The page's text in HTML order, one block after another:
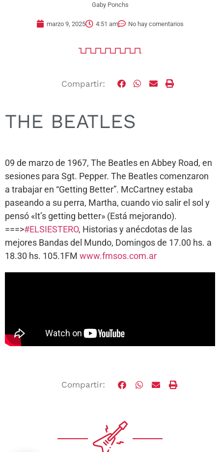
Gaby Ponchs
marzo 9, 2025 4:51 am No hay comentarios
Compartir:
THE BEATLES
09 de marzo de 1967, The Beatles en Abbey Road, en
sesiones para Sgt. Pepper. The Beatles comenzaron
a trabajar en “Getting Better”. McCartney estaba
paseando a su perra, Martha, cuando vio salir el sol y
pensó «It’s getting better» (Está mejorando).
===>#ELSIESTERO, Historias y anécdotas de las
mejores Bandas del Mundo, Domingos de 17.00 hs. a
18.30 hs. 105.1FM www.fmsos.com.ar
Compartir: